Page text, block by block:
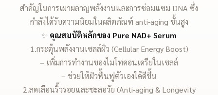
สำคัญในการเผาผลาญพลังงานและการซ่อมแซม DNA ซึ่ง
กำลังได้รับความนิยมในผลิตภัณฑ์ anti-aging ชั้นสูง
✨ คุณสมบัติหลักของ Pure NAD+ Serum
1.กระตุ้นพลังงานเซลล์ผิว (Cellular Energy Boost)
– เพิ่มการทำงานของไมโทคอนเดรียในเซลล์
– ช่วยให้ผิวฟื้นฟูตัวเองได้ดีขึ้น
2.ลดเลือนริ้วรอยและชะลอวัย (Anti-aging & Longevity